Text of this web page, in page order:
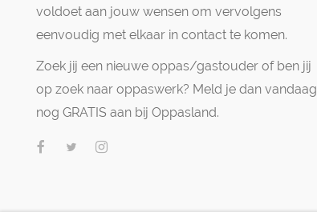
voldoet aan jouw wensen om vervolgens
eenvoudig met elkaar in contact te komen.
Zoek jij een nieuwe oppas/gastouder of ben jij
op zoek naar oppaswerk? Meld je dan vandaag
nog GRATIS aan bij Oppasland.